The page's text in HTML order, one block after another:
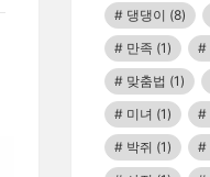
댕댕이 (8)
만족 (1)
맞춤법 (1)
미녀 (1)
박쥐 (1)